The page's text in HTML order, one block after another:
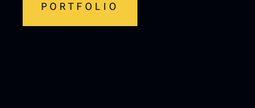
PORTFOLIO